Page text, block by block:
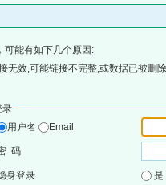
可能有如下几个原因:
无效,可能链接不完整,或数据已被删
录
用户名
Email
码
身登录